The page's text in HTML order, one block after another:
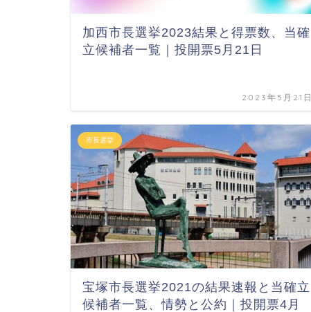
加西市長選挙2023結果と得票数、当確
立候補者一覧｜投開票5月21日
2023年5月21日
市長選挙
宝塚市長選挙2021の結果速報と当確立
候補者一覧、情勢と公約｜投開票4月